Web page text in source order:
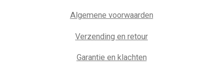
Algemene voorwaarden
Verzending en retour
Garantie en klachten